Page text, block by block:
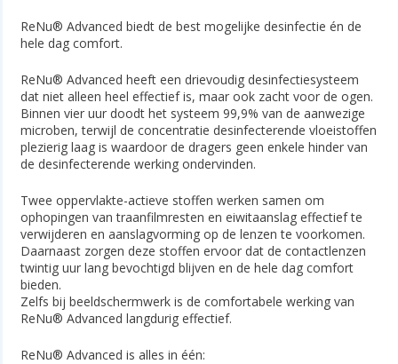
ReNu® Advanced biedt de best mogelijke desinfectie én de
hele dag comfort.
ReNu® Advanced heeft een drievoudig desinfectiesysteem
dat niet alleen heel effectief is, maar ook zacht voor de ogen.
Binnen vier uur doodt het systeem 99,9% van de aanwezige
microben, terwijl de concentratie desinfecterende vloeistoffen
plezierig laag is waardoor de dragers geen enkele hinder van
de desinfecterende werking ondervinden.
Twee oppervlakte-actieve stoffen werken samen om
ophopingen van traanfilmresten en eiwitaanslag effectief te
verwijderen en aanslagvorming op de lenzen te voorkomen.
Daarnaast zorgen deze stoffen ervoor dat de contactlenzen
twintig uur lang bevochtigd blijven en de hele dag comfort
bieden.
Zelfs bij beeldschermwerk is de comfortabele werking van
ReNu® Advanced langdurig effectief.
ReNu® Advanced is alles in één: